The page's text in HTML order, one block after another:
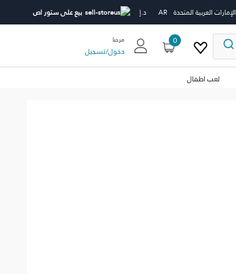
الإمارات العربية المتحدة AR د.إ بيع على ستور اص
0 مرحبا
دخول/تسجيل
لعب اطفال